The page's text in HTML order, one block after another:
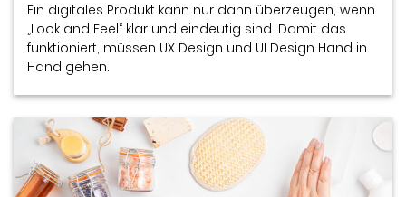
Ein digitales Produkt kann nur dann überzeugen, wenn
„Look and Feel“ klar und eindeutig sind. Damit das
funktioniert, müssen UX Design und UI Design Hand in
Hand gehen.